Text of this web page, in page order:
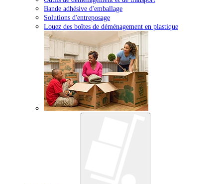
Bande adhésive d'emballage
Solutions d'entreposage
Louez des boîtes de déménagement en plastique